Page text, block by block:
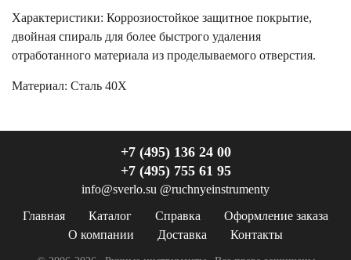
Характеристики: Коррозиостойкое защитное покрытие,
двойная спираль для более быстрого удаления
отработанного материала из проделываемого отверстия.
Материал: Сталь 40Х
Главная Каталог Справка
Оформление заказа
О компании
Доставка Контакты
+7 (495) 136 24 00
+7 (495) 755 61 95
info@sverlo.su @ruchnyeinstrumenty